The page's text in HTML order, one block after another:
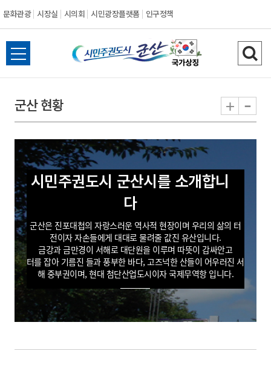
문화관광 시장실 시의회 시민광장플랫폼 인구정책
시
민
권
도
시
군
산
전
체
뉴
열
검
색
기
군산 현황 + -
시민주권도시 군산시를 소개합니
다
군산은 진포대첩의 자랑스러운 역사적 현장이며 우리의 삶의 터
전이자 자손들에게 대대로 물려줄 값진 유산입니다.
금강과 금만경이 서해로 대단원을 이루며 따뜻이 감싸안고
터를 잡아 기름진 들과 풍부한 바다, 고즈넉한 산들이 어우러진 서
해 중부권이며, 현대 첨단산업도시이자 국제무역항 입니다.